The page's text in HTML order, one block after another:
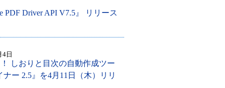
PDF Driver API V7.5』 リリース
4日
しおりと目次の自動作成ツー
ー 2.5』を4月11日（木）リリ